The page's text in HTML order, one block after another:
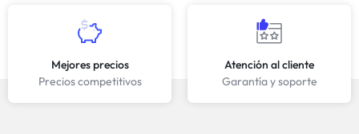
Mejores precios
Precios competitivos
Atención al cliente
Garantía y soporte